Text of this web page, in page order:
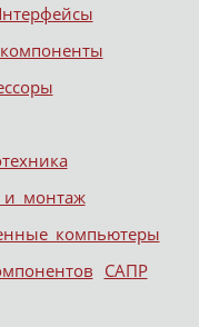
и монтаж
компьютеры
САПР